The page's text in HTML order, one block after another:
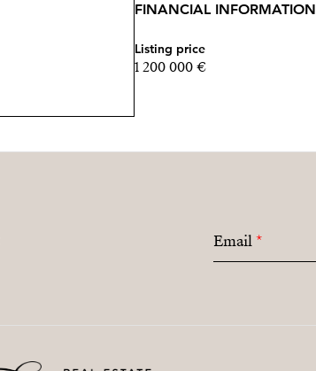
FINANCIAL INFORMATION
Listing price
1 200 000 €
Email*